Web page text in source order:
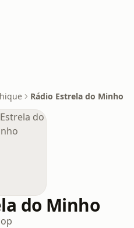
Rádio Estrela do Minho
do Minho